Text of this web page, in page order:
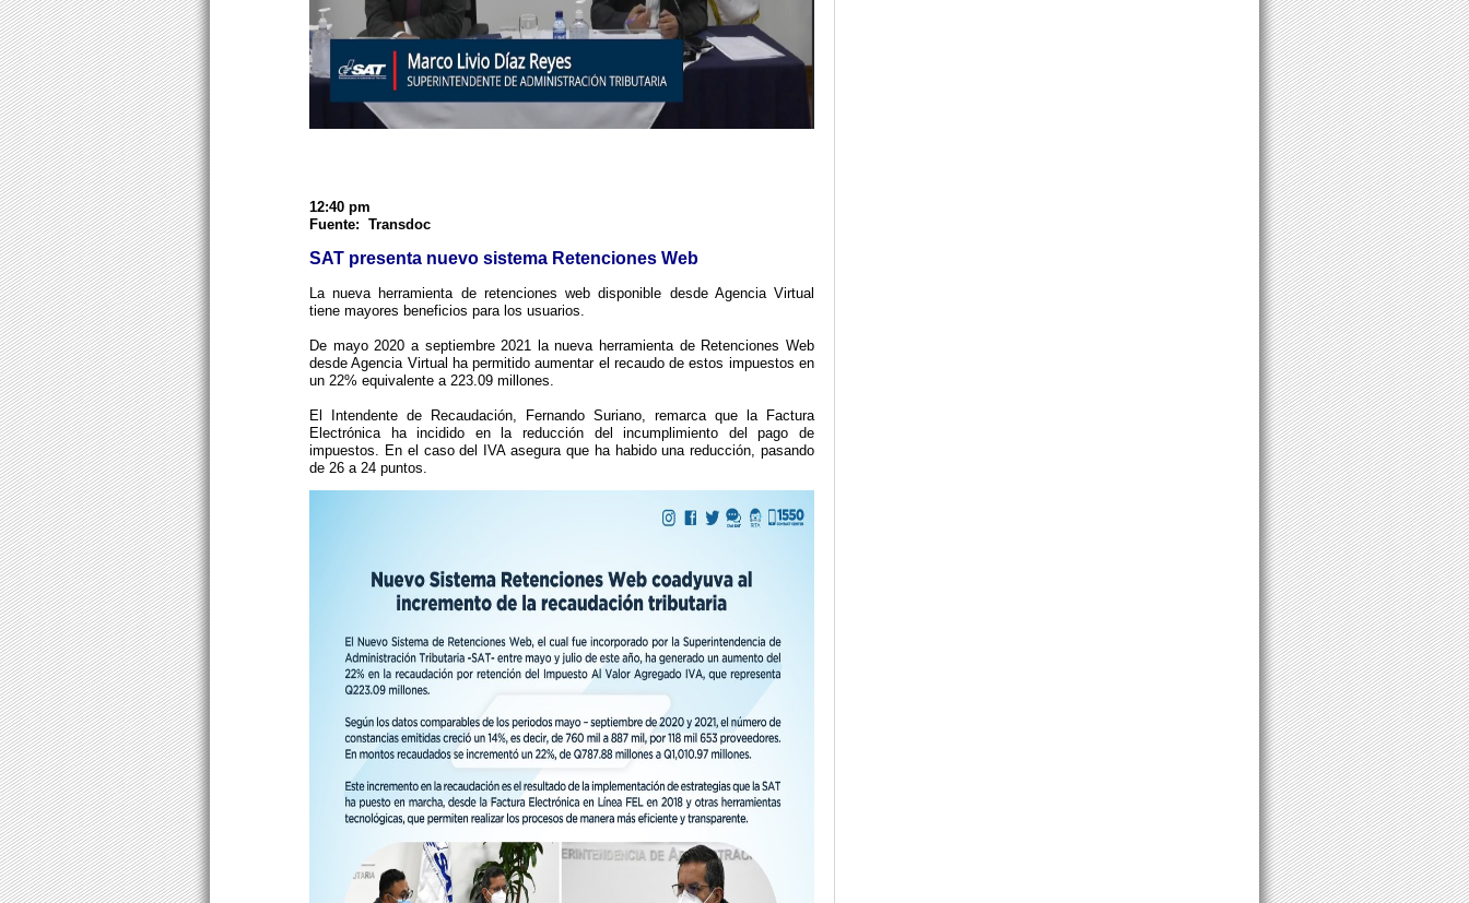
12:40 pm
Fuente: Transdoc
SAT presenta nuevo sistema Retenciones Web
La nueva herramienta de retenciones web disponible desde Agencia Virtual
tiene mayores beneficios para los usuarios.
De mayo 2020 a septiembre 2021 la nueva herramienta de Retenciones Web
desde Agencia Virtual ha permitido aumentar el recaudo de estos impuestos en
un 22% equivalente a 223.09 millones.
El Intendente de Recaudación, Fernando Suriano, remarca que la Factura
Electrónica ha incidido en la reducción del incumplimiento del pago de
impuestos. En el caso del IVA asegura que ha habido una reducción, pasando
de 26 a 24 puntos.